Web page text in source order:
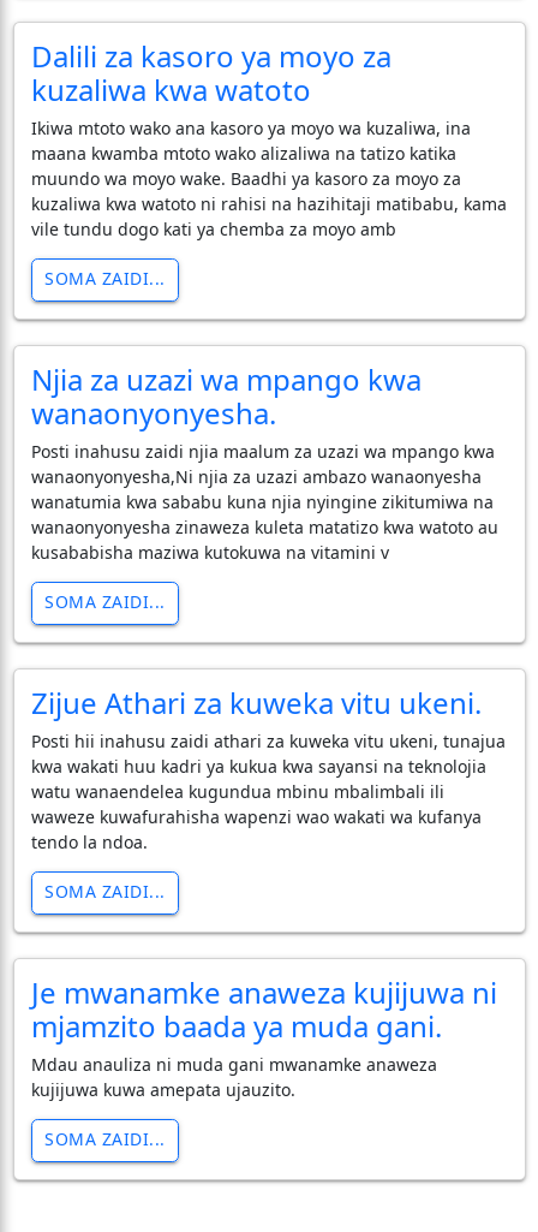
Dalili za kasoro ya moyo za
kuzaliwa kwa watoto
Ikiwa mtoto wako ana kasoro ya moyo wa kuzaliwa, ina
maana kwamba mtoto wako alizaliwa na tatizo katika
muundo wa moyo wake. Baadhi ya kasoro za moyo za
kuzaliwa kwa watoto ni rahisi na hazihitaji matibabu, kama
vile tundu dogo kati ya chemba za moyo amb
SOMA ZAIDI...
Njia za uzazi wa mpango kwa
wanaonyonyesha.
Posti inahusu zaidi njia maalum za uzazi wa mpango kwa
wanaonyonyesha,Ni njia za uzazi ambazo wanaonyesha
wanatumia kwa sababu kuna njia nyingine zikitumiwa na
wanaonyonyesha zinaweza kuleta matatizo kwa watoto au
kusababisha maziwa kutokuwa na vitamini v
SOMA ZAIDI...
Zijue Athari za kuweka vitu ukeni.
Posti hii inahusu zaidi athari za kuweka vitu ukeni, tunajua
kwa wakati huu kadri ya kukua kwa sayansi na teknolojia
watu wanaendelea kugundua mbinu mbalimbali ili
waweze kuwafurahisha wapenzi wao wakati wa kufanya
tendo la ndoa.
SOMA ZAIDI...
Je mwanamke anaweza kujijuwa ni
mjamzito baada ya muda gani.
Mdau anauliza ni muda gani mwanamke anaweza
kujijuwa kuwa amepata ujauzito.
SOMA ZAIDI...